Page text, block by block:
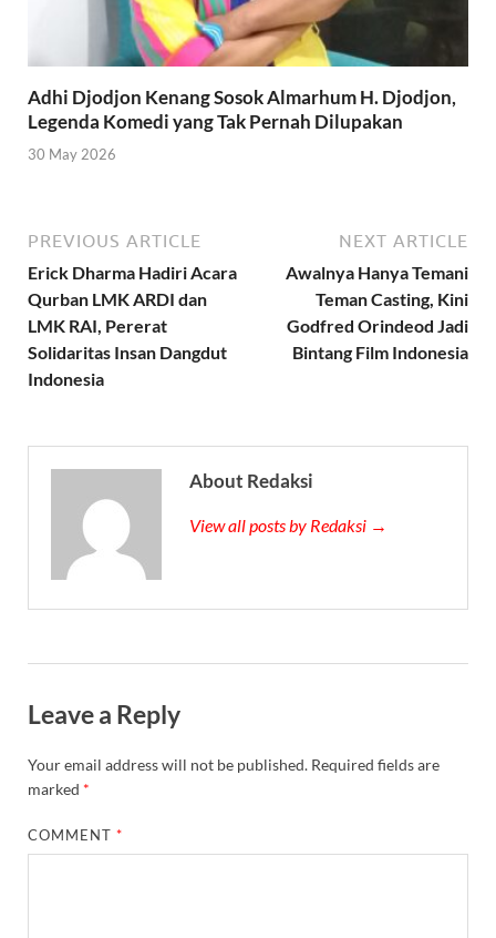
Adhi Djodjon Kenang Sosok Almarhum H. Djodjon,
Legenda Komedi yang Tak Pernah Dilupakan
30 May 2026
PREVIOUS ARTICLE
Erick Dharma Hadiri Acara
Qurban LMK ARDI dan
LMK RAI, Pererat
Solidaritas Insan Dangdut
Indonesia
NEXT ARTICLE
Awalnya Hanya Temani
Teman Casting, Kini
Godfred Orindeod Jadi
Bintang Film Indonesia
About Redaksi
View all posts by Redaksi →
Leave a Reply
Your email address will not be published. Required fields are
marked *
COMMENT*